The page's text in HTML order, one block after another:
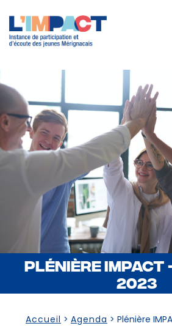
PLÉNIÈRE IMPACT
2023
Accueil > Agenda > Plénière